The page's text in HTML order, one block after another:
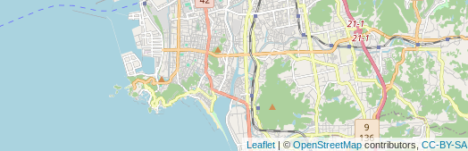
Leaflet| ©OpenStreetMapcontributors, CC-BY-SA